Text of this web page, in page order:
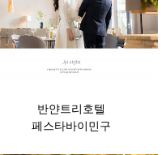
반얀트리호텔
페스타바이민구